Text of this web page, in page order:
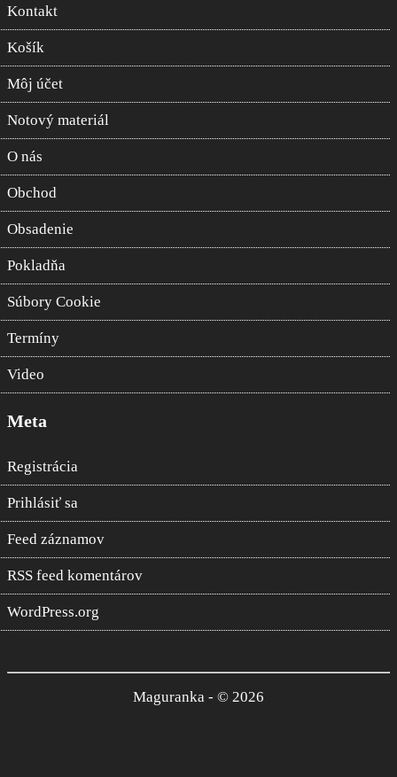
Kontakt
Košík
Môj účet
Notový materiál
O nás
Obchod
Obsadenie
Pokladňa
Súbory Cookie
Termíny
Video
Meta
Registrácia
Prihlásiť sa
Feed záznamov
RSS feed komentárov
WordPress.org
Maguranka - © 2026